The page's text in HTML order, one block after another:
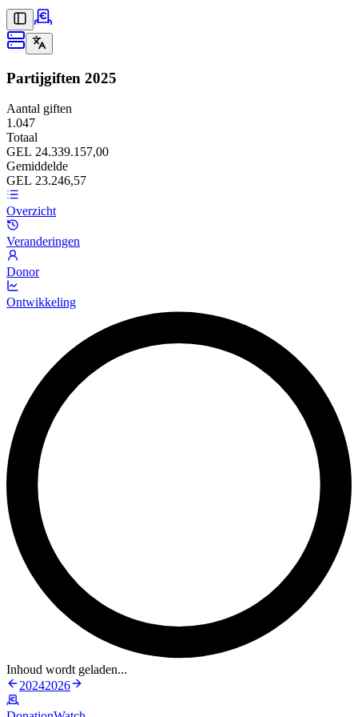
Partijgiften 2025
Aantal giften
1.047
Totaal
GEL 24.339.157,00
Gemiddelde
GEL 23.246,57
Overzicht
Veranderingen
Donor
Ontwikkeling
Inhoud wordt geladen...
20242026